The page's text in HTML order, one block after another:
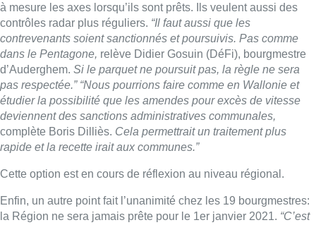
à mesure les axes lorsqu’ils sont prêts. Ils veulent aussi des
contrôles radar plus réguliers. “Il faut aussi que les
contrevenants soient sanctionnés et poursuivis. Pas comme
dans le Pentagone, relève Didier Gosuin (DéFi), bourgmestre
d’Auderghem. Si le parquet ne poursuit pas, la règle ne sera
pas respectée.” “Nous pourrions faire comme en Wallonie et
étudier la possibilité que les amendes pour excès de vitesse
deviennent des sanctions administratives communales,
complète Boris Dilliès. Cela permettrait un traitement plus
rapide et la recette irait aux communes.”
Cette option est en cours de réflexion au niveau régional.
Enfin, un autre point fait l’unanimité chez les 19 bourgmestres:
la Région ne sera jamais prête pour le 1er janvier 2021. “C’est